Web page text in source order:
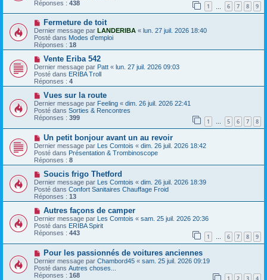
e
s
s
a
g
e
e
a
m
e
s
s
a
g
e
Réponses : 438 1 6 7 8 9
N
o
u
v
e
a
m
e
s
s
g
e
Fermeture de toit
Dernier message par LANDERIBA « lun. 27 juil. 2026 18:40
Posté dans Modes d'emploi
Réponses : 18
N
o
u
v
e
a
m
e
s
s
a
g
e
Vente Eriba 542
Dernier message par Patt « lun. 27 juil. 2026 09:03
Posté dans ERIBA Troll
Réponses : 4
N
o
u
v
e
a
m
e
s
s
a
g
e
Vues sur la route
Dernier message par Feeling « dim. 26 juil. 2026 22:41
Posté dans Sorties & Rencontres
Réponses : 399 1 … 5 6 7 8
N
o
u
v
e
a
u
m
e
s
a
g
e
Un petit bonjour avant un au revoir
Dernier message par Les Comtois « dim. 26 juil. 2026 18:42
Posté dans Présentation & Trombinoscope
Réponses : 8
N
o
u
v
e
u
m
e
s
s
a
g
e
Soucis frigo Thetford
Dernier message par Les Comtois « dim. 26 juil. 2026 18:39
Posté dans Confort Sanitaires Chauffage Froid
Réponses : 13
N
o
u
v
e
a
u
m
e
s
Autres façons de camper
Dernier message par Les Comtois « sam. 25 juil. 2026 20:36
Posté dans ERIBA Spirit
Réponses : 443 1 … 6 7 8 9
N
o
u
v
Pour les passionnés de voitures anciennes
Dernier message par Chambord45 « sam. 25 juil. 2026 09:19
Posté dans Autres choses...
Réponses : 168